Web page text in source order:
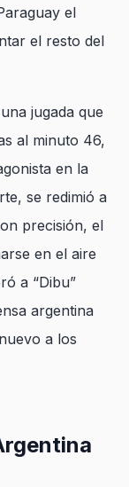
el
el resto del
jugada que
al minuto 46,
en la
se redimió a
precisión, el
en el aire
a “Dibu”
argentina
a los